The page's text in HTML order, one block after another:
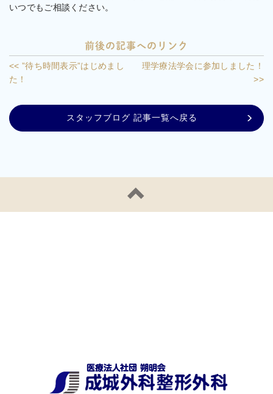
いつでもご相談ください。
前後の記事へのリンク
<< ”待ち時間表示”はじめまし
た！
理学療法学会に参加しました！
>>
スタッフブログ 記事一覧へ戻る